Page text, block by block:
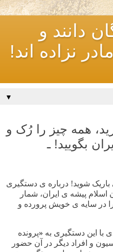
دانند و
نزاده اند!
▼
همه چیز را رُک و
بگویید! ـ
شوید! درباره ی دستگیری
پیشه ی ایران، شمار
در سایه ی خویش پرورده و
با این دستگیری به «پرونده
و افراد دیگر در آن حضور